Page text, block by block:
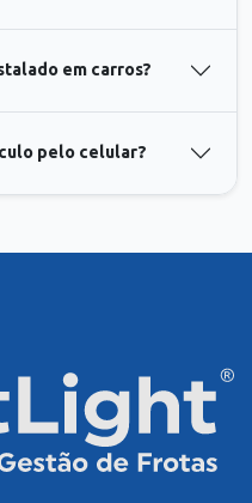
em carros?
pelo celular?